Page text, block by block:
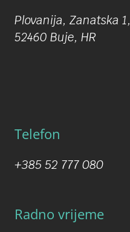
Plovanija, Zanatska 1,
52460 Buje, HR
Telefon
+385 52 777 080
Radno vrijeme